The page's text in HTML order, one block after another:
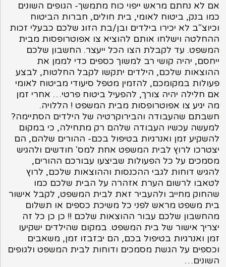
אם לא נחתם מראש ייפוי כוח מתמשך- הגופים השונים
כמו בנק, ביטוח לאומי, בית חולים, חברות הביטוח
וכיוצ"ב לא יכירו בילדים ובן/בת הזוג שלכם כבעלי זכות
ההחלטה וישלחו אותם להוציא צו אפוטרופסות מבית
המשפט. עד לקבלת הצו הכל ייעצר. החשבון שלכם
ייחסם, יהיה קושי רב למשוך כספים כדי לממן את
ההוצאות שלכם, הילדים יתקשו לקבל החלטות, לבצע
פעולות במקומכם, להזמין מטפל סיעודי מביטוח לאומי
אם חלילה יהיה צורך, להפעיל ביטוח פרטי… אחרי זמן
מה יגיע צו אפוטרופסות מבית המשפט ! הללויה.
חשבתם שהעבודה והבירוקרטיה של הילדים הסתיימה?
למעשה עכשיו העבודה שלהם רק מתחילה, כי במקום
להשקיע זמן ואנרגיות בטיפול בכם- ההורים שלהם, הם
יצטרכו לרוץ לבית המשפט אחת למס' חודשים ולהגיש
מסמכים על כל הפעולות שביצעו עבורכם ההורים,
להגיש דוחות לגבי ההכנסות וההוצאות שלכם, לרוץ
לטאבו לרשום הערת אזהרה על הבית שלכם כמו
שהחוק מחייב ולהעביר זאת לבית המשפט, לקבל אישור
בית משפט מראש לפני כל משיכת כספים או תשלום
מהחשבון שלכם עבור ההוצאות שלכם !! כן כן כל זה
יצריך אישור של בית המשפט. במקום שהילדים ישקיעו
זמן ואנרגיות בטיפול בכם, הם יבזבזו זמן, משאבים
וכספים על הגשת מסמכים ודוחות לבית המשפט ולגופים
השונים…